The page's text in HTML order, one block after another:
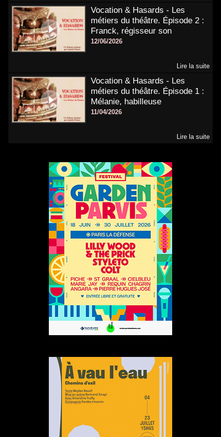
Vocation & Hasards - Les
métiers du théâtre. Épisode 2 :
Franck, régisseur son
12/06/2026
Lire la suite
Vocation & Hasards - Les
métiers du théâtre. Épisode 1 :
Mélanie, habilleuse
11/04/2026
Lire la suite